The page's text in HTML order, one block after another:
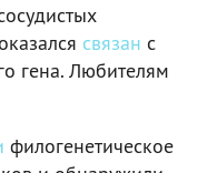
связан с
гена. Любителям
филогенетическое